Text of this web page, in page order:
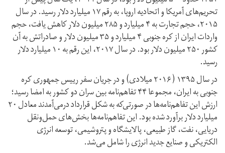
تحریم‌های آمریکا و اتحادیه اروپا، به رقم ۱۷ میلیارد دلار رسید. در سال
۲۰۱۵، حجم تجارت به ۴ ميليارد و ۲۸۵ ميليون دلار کاهش یافت، حجم
واردات ايران از كره جنوبی ۴ ميليارد و ۳۵ ميليون دلار و صادراتش به آن
كشور ۲۵۰ ميليون دلار بود. در سال ۲۰۱۷، این رقم به ۱۰ میلیارد دلار
رسید.
در سال ۱۳۹۵ ( ۲۰۱۶ میلادی) و در جریان سفر رییس‌ جمهوری کره
جنوبی به ایران، مجموعا ۴۴ تفاهم‌نامه بین سران دو کشور به امضا رسید؛
ارزش این تفاهم‌نامه‌ها در صورتی‌که به شکل قرارداد در‌می‌آمدند معادل ۲۰
میلیارد دلار برآورد شده بود. این تفاهم‌نامه‌ها بخش‌های حمل‌و‌نقل
دریایی، نفت، گاز طبیعی، پالایشگاه و پتروشیمی، توسعه انرژی
الکتریکی و صنایع جدید انرژی را شامل می‌شد.